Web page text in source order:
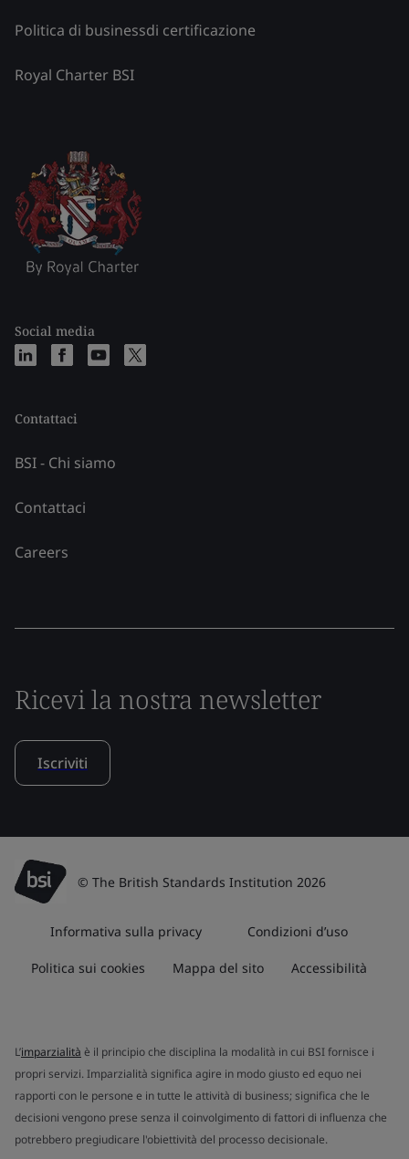
Politica di businessdi certificazione
Royal Charter BSI
Social media
Contattaci
BSI - Chi siamo
Contattaci
Careers
Ricevi la nostra newsletter
Iscriviti
© The British Standards Institution 2026
Informativa sulla privacy Condizioni d’uso
Politica sui cookies Mappa del sito Accessibilità
L’imparzialità è il principio che disciplina la modalità in cui BSI fornisce i
propri servizi. Imparzialità significa agire in modo giusto ed equo nei
rapporti con le persone e in tutte le attività di business; significa che le
decisioni vengono prese senza il coinvolgimento di fattori di influenza che
potrebbero pregiudicare l'obiettività del processo decisionale.